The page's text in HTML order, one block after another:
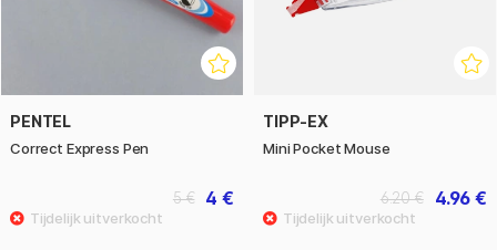
PENTEL
Correct Express Pen
4 €
5 €
TIPP-EX
Mini Pocket Mouse
4.96 €
6.20 €